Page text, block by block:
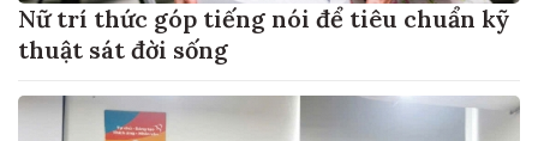
Nữ trí thức góp tiếng nói để tiêu chuẩn kỹ
thuật sát đời sống